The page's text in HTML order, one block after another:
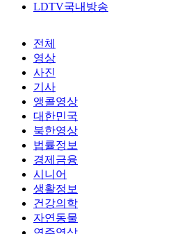
LDTV국내방송
전체
영상
사진
기사
앵콜영상
대한민국
북한영상
법률정보
경제금융
시니어
생활정보
건강의학
자연동물